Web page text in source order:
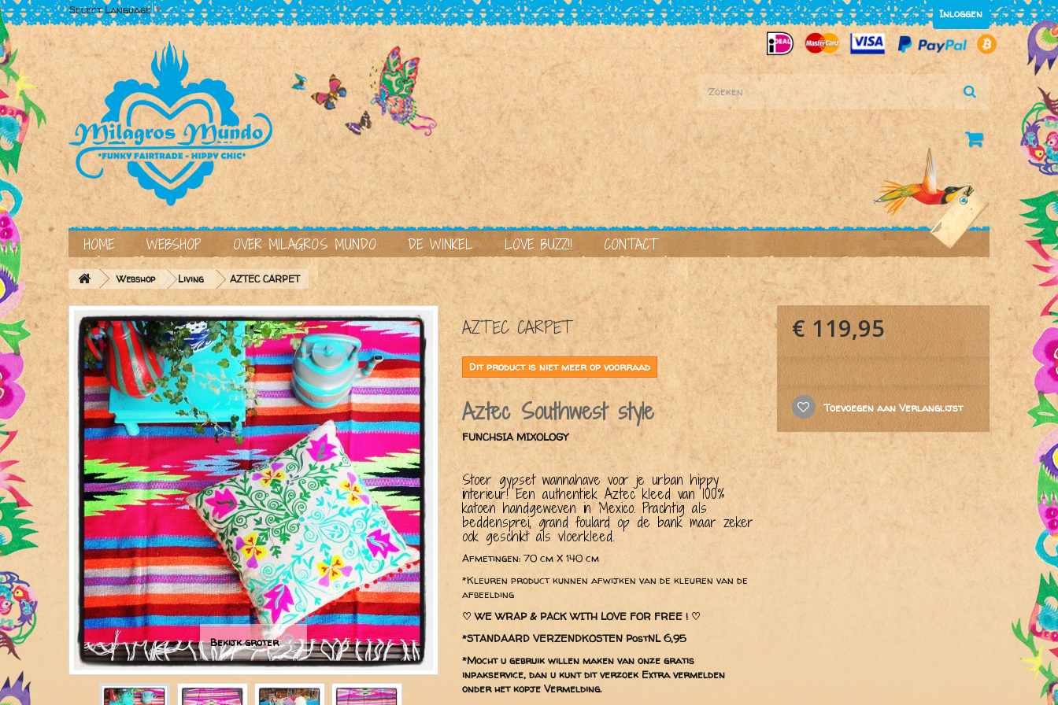
Inloggen
Select Language▼
HOME WEBSHOP OVER MILAGROS MUNDO DE WINKEL LOVE BUZZ!! CONTACT
Webshop Living AZTEC CARPET
Bekijk groter
AZTEC CARPET
Dit product is niet meer op voorraad
Aztec Southwest style
FUNCHSIA MIXOLOGY
Stoer gypset wannahave voor je urban hippy
interieur! Een authentiek Aztec kleed van 100%
katoen handgeweven in Mexico. Prachtig als
beddensprei, grand foulard op de bank maar zeker
ook geschikt als vloerkleed.
Afmetingen: 70 cm X 140 cm
*Kleuren product kunnen afwijken van de kleuren van de
afbeelding
♡ WE WRAP & PACK WITH LOVE FOR FREE ! ♡
*STANDAARD VERZENDKOSTEN PostNL 6,95
*Mocht u gebruik willen maken van onze gratis
inpakservice, dan u kunt dit verzoek Extra vermelden
onder het kopje Vermelding.
€ 119,95
Toevoegen aan Verlanglijst